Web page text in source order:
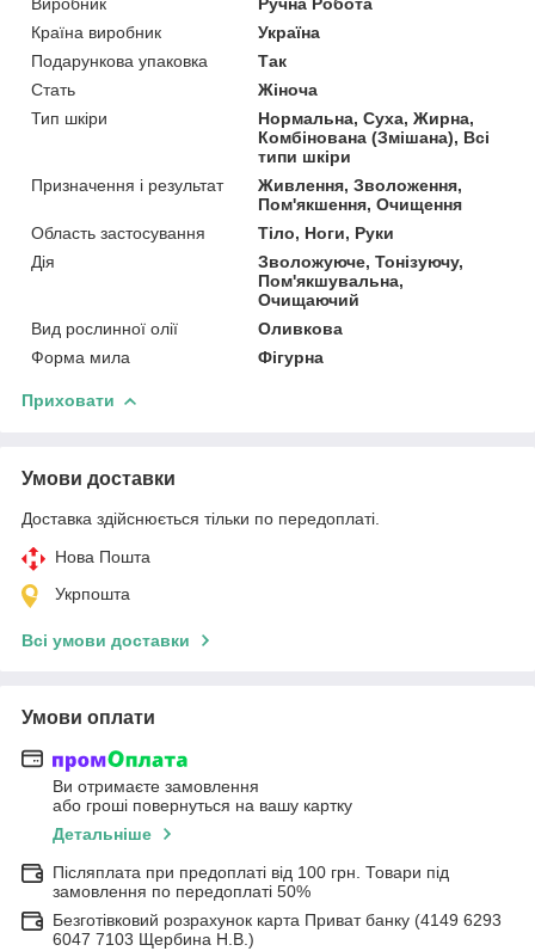
Країна виробник
Україна
Подарункова упаковка
Так
Стать
Жіноча
Тип шкіри
Нормальна, Суха, Жирна,
Комбінована (Змішана), Всі
типи шкіри
Призначення і результат
Живлення, Зволоження,
Пом'якшення, Очищення
Область застосування
Тіло, Ноги, Руки
Дія
Зволожуюче, Тонізуючу,
Пом'якшувальна,
Очищаючий
Вид рослинної олії
Оливкова
Форма мила
Фігурна
Приховати
Умови доставки
Доставка здійснюється тільки по передоплаті.
Нова Пошта
Укрпошта
Всі умови доставки
Умови оплати
Ви отримаєте замовлення
або гроші повернуться на вашу картку
Детальніше
Післяплата при предоплаті від 100 грн. Товари під
замовлення по передоплаті 50%
Безготівковий розрахунок карта Приват банку (4149 6293
6047 7103 Щербина Н.В.)